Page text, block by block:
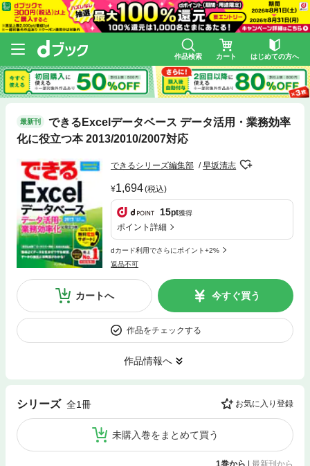
作品検索 カート はじめての方へ
最新刊
できるExcelデータベース データ活用・業務効率
化に役立つ本 2013/2010/2007対応
できるシリーズ編集部 早坂清志
1,694(税込)
15pt獲得
ポイント詳細
dカード利用でさらにポイント+2%
返品不可
カートへ 今すぐ買う
作品をチェックする
作品情報へ
シリーズ 全1冊 お気に入り登録
未購入巻をまとめて買う